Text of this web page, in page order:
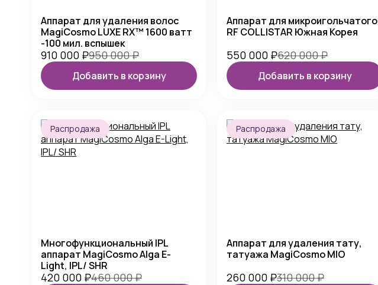
Аппарат для удаления волос
MagiCosmo LUXE RX™ 1600 ватт
-100 мил. вспышек
910 000 ₽950 000₽
Добавить в корзину
Аппарат для микроигольчатого
RF COLLISTAR Южная Корея
550 000 ₽620 000₽
Добавить в корзину
Распродажа
Многофункциональный IPL
аппарат MagiCosmo Alga E-
Light, IPL/ SHR
420 000 ₽460 000₽
Распродажа
Аппарат для удаления тату,
татуажа MagiCosmo MIO
260 000 ₽310 000₽